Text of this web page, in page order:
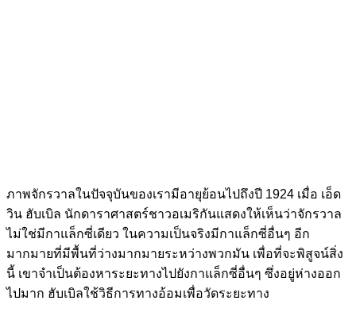
ภาพจักรวาลในปัจจุบันของเรามีอายุย้อนไปถึงปี 1924 เมื่อ เอ็ด
วิน ฮับเบิล นักดาราศาสตร์ชาวอเมริกันแสดงให้เห็นว่าจักรวาล
ไม่ใช่มีกาแล็กซี่เดียว ในความเป็นจริงมีกาแล็กซี่อื่นๆ อีก
มากมายที่มีพื้นที่ว่างมากมายระหว่างพวกมัน เพื่อที่จะพิสูจน์สิ่ง
นี้ เขาจำเป็นต้องหาระยะทางไปยังกาแล็กซี่อื่นๆ ซึ่งอยู่ห่างออก
ไปมาก ฮับเบิลใช้วิธีการทางอ้อมเพื่อวัดระยะทาง